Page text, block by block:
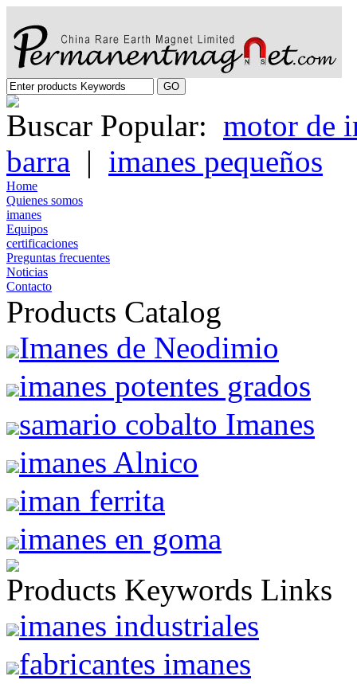
Buscar Popular: motor de
barra | imanes pequeños
Home
Quienes somos
imanes
Equipos
certificaciones
Preguntas frecuentes
Noticias
Contacto
Products Catalog
Imanes de Neodimio
imanes potentes grados
samario cobalto Imanes
imanes Alnico
iman ferrita
imanes en goma
Products Keywords Links
imanes industriales
fabricantes imanes